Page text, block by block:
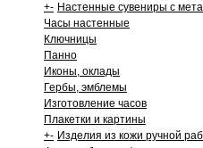
+- Настенные сувениры с
Часы настенные
Ключницы
Панно
Иконы, оклады
Гербы, эмблемы
Изготовление часов
Плакетки и картины
+- Изделия из кожи ручной